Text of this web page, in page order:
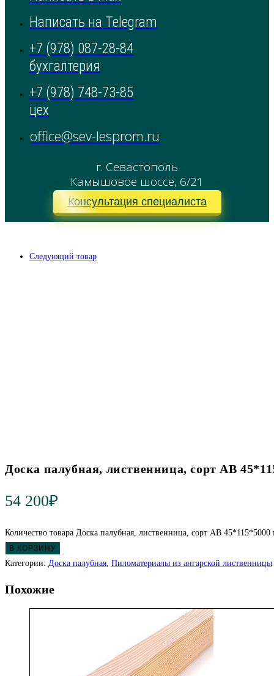
Написать на Telegram
+7 (978) 087-28-84
бухгалтерия
+7 (978) 748-73-85
цех
office@sev-lesprom.ru
г. Севастополь
Камышовое шоссе, 6/21
Консультация специалиста
Следующий товар
Доска палубная, лиственница, сорт АВ
54 200₽
Количество товара Доска палубная, лиственница, сорт АВ 45*115*5000
В КОРЗИНУ
Категории: Доска палубная Пиломатериалы из ангарской лиственницы
Похожие